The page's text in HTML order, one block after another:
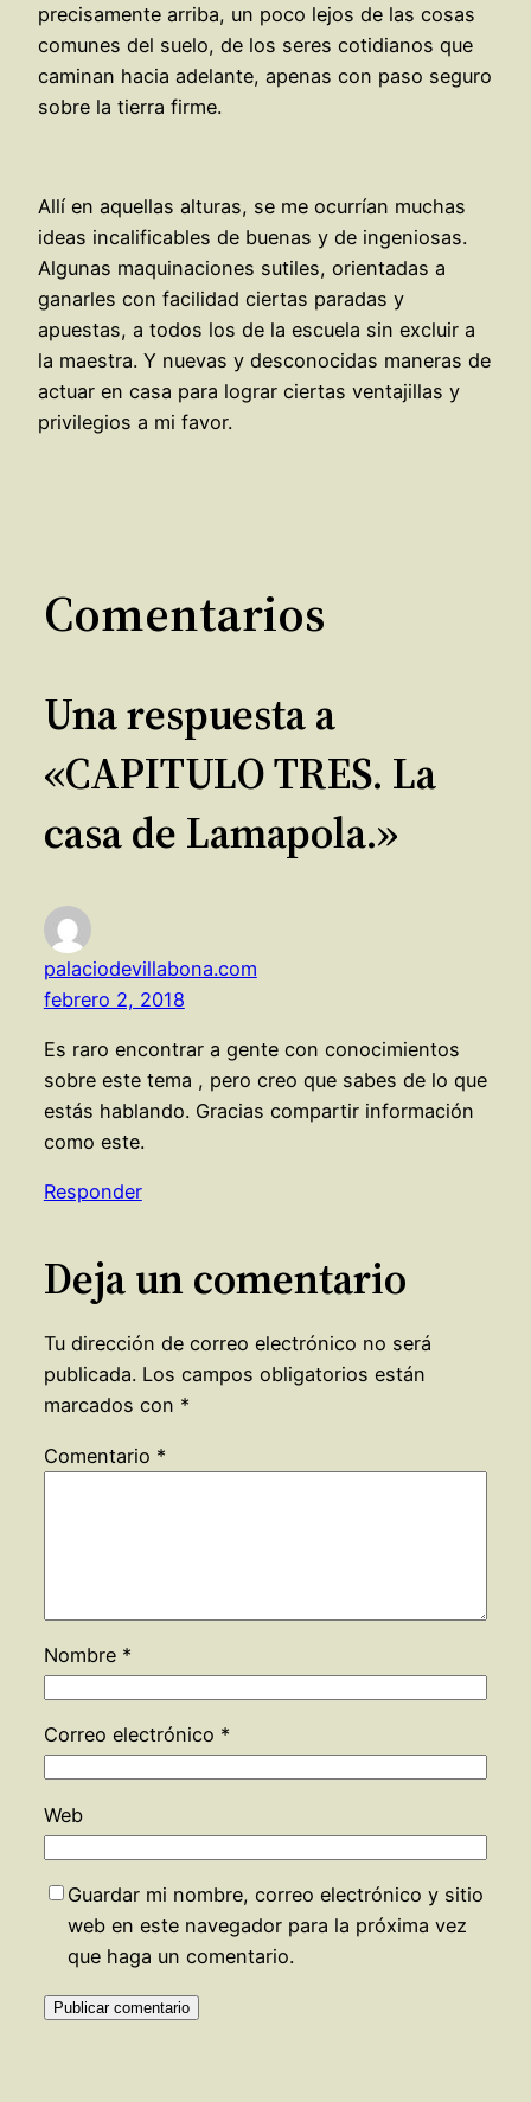
precisamente arriba, un poco lejos de las cosas
comunes del suelo, de los seres cotidianos que
caminan hacia adelante, apenas con paso seguro
sobre la tierra firme.
Allí en aquellas alturas, se me ocurrían muchas
ideas incalificables de buenas y de ingeniosas.
Algunas maquinaciones sutiles, orientadas a
ganarles con facilidad ciertas paradas y
apuestas, a todos los de la escuela sin excluir a
la maestra. Y nuevas y desconocidas maneras de
actuar en casa para lograr ciertas ventajillas y
privilegios a mi favor.
Comentarios
Una respuesta a
«CAPITULO TRES. La
casa de Lamapola.»
palaciodevillabona.com
febrero 2, 2018
Es raro encontrar a gente con conocimientos
sobre este tema , pero creo que sabes de lo que
estás hablando. Gracias compartir información
como este.
Responder
Deja un comentario
Tu dirección de correo electrónico no será
publicada. Los campos obligatorios están
marcados con *
Comentario *
Nombre *
Correo electrónico *
Web
Guardar mi nombre, correo electrónico y sitio
web en este navegador para la próxima vez
que haga un comentario.